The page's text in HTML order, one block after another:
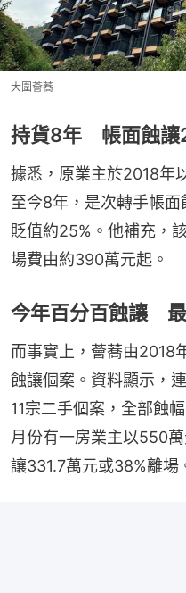
大圍薈蕎
持貨8年 帳面蝕讓
據悉，原業主於2018年
至今8年，是次轉手帳
貶值約25%。他補充，
場費由約390萬元起。
今年百分百蝕讓
而事實上，薈蕎由2018
蝕讓個案。資料顯示，
11宗二手個案，全部蝕
月份有一房業主以550
讓331.7萬元或38%離場